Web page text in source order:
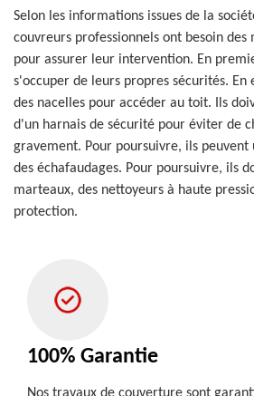
Selon les informations issues de la
couvreurs professionnels ont besoin des
pour assurer leur intervention. En
s'occuper de leurs propres sécurités.
des nacelles pour accéder au toit. Ils
d'un harnais de sécurité pour éviter de
gravement. Pour poursuivre, ils peuvent
des échafaudages. Pour poursuivre, ils
marteaux, des nettoyeurs à haute
protection.
100% Garantie